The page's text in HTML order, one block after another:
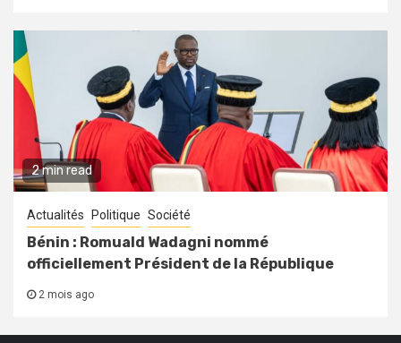
2 min read
Actualités Politique Société
Bénin : Romuald Wadagni nommé
officiellement Président de la République
2 mois ago